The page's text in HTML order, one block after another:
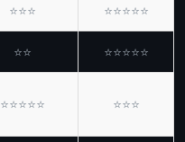
⭐⭐⭐ ⭐⭐⭐⭐⭐
⭐⭐ ⭐⭐⭐⭐⭐
⭐⭐⭐⭐⭐ ⭐⭐⭐